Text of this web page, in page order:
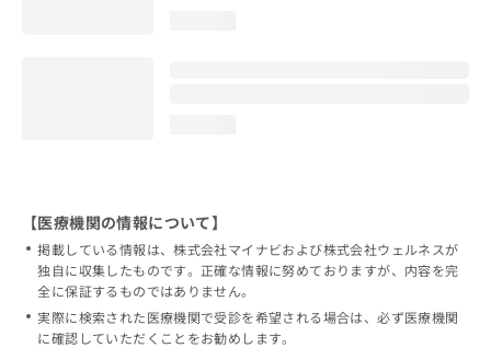
【医療機関の情報について】
掲載している情報は、株式会社マイナビおよび株式会社ウェルネスが
独自に収集したものです。正確な情報に努めておりますが、内容を完
全に保証するものではありません。
実際に検索された医療機関で受診を希望される場合は、必ず医療機関
に確認していただくことをお勧めします。